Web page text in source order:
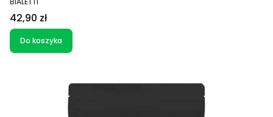
Cena
42,90 zł
Do koszyka